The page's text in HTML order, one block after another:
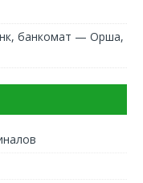
банкомат — Орша,